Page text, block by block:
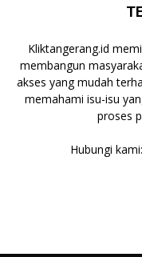
Kliktangerang.id
membangun
akses yang mudah
memahami isu-isu
proses
Hubungi kami: